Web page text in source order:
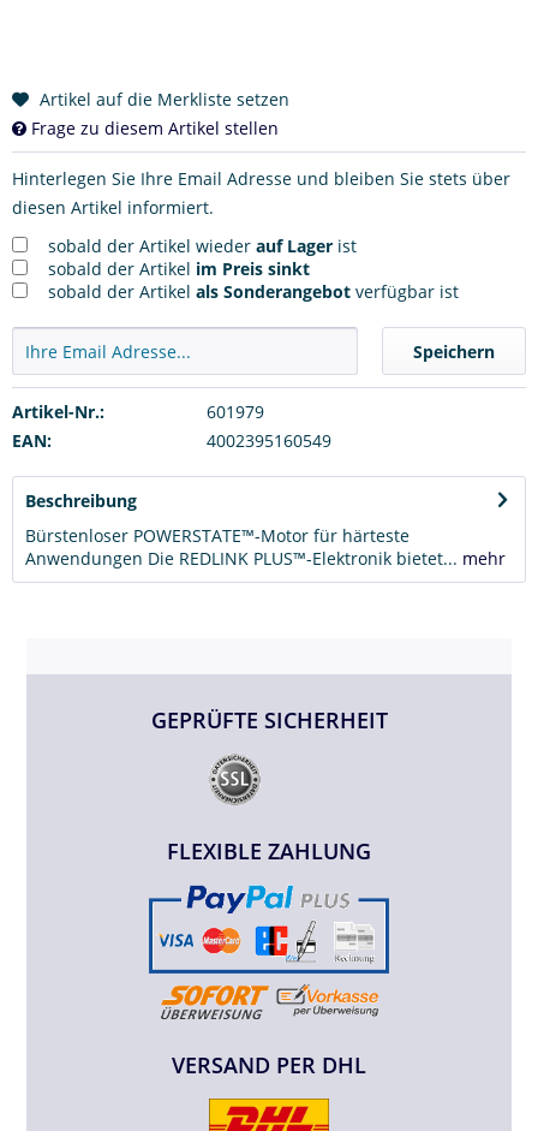
Artikel auf die Merkliste setzen
Frage zu diesem Artikel stellen
Hinterlegen Sie Ihre Email Adresse und bleiben Sie stets über
diesen Artikel informiert.
sobald der Artikel wieder auf Lager ist
sobald der Artikel im Preis sinkt
sobald der Artikel als Sonderangebot verfügbar ist
Speichern
Artikel-Nr.:
601979
EAN:
4002395160549
Beschreibung
Bürstenloser POWERSTATE™-Motor für härteste
Anwendungen Die REDLINK PLUS™-Elektronik bietet... mehr
GEPRÜFTE SICHERHEIT
FLEXIBLE ZAHLUNG
VERSAND PER DHL